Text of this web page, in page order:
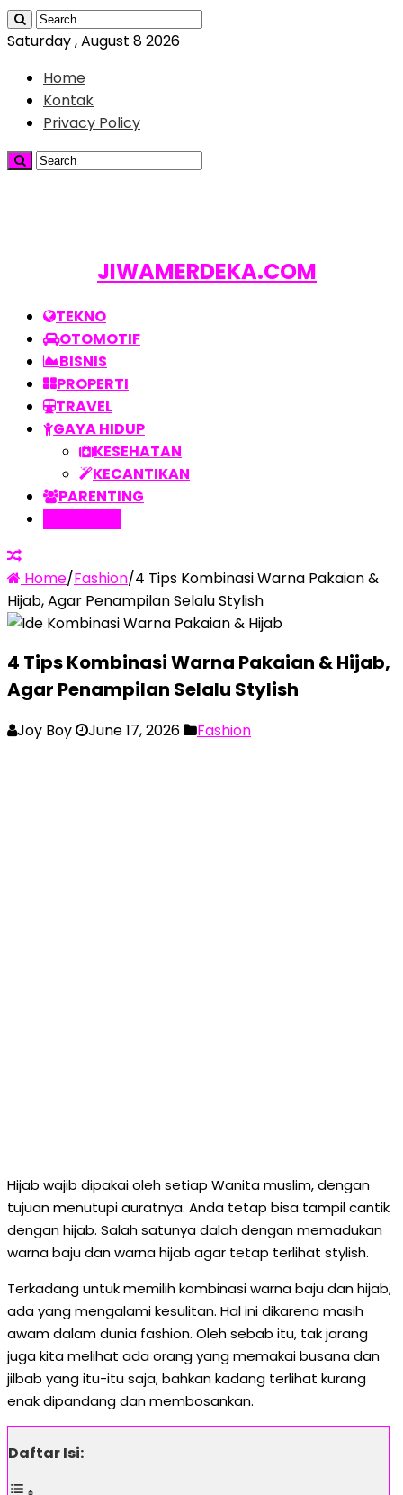
Saturday , August 8 2026
Home
Kontak
Privacy Policy
JIWAMERDEKA.COM
TEKNO
OTOMOTIF
BISNIS
PROPERTI
TRAVEL
GAYA HIDUP
KESEHATAN
KECANTIKAN
PARENTING
Home/Fashion/4 Tips Kombinasi Warna Pakaian &
Hijab, Agar Penampilan Selalu Stylish
4 Tips Kombinasi Warna Pakaian & Hijab,
Agar Penampilan Selalu Stylish
Joy Boy June 17, 2026 Fashion
Hijab wajib dipakai oleh setiap Wanita muslim, dengan
tujuan menutupi auratnya. Anda tetap bisa tampil cantik
dengan hijab. Salah satunya dalah dengan memadukan
warna baju dan warna hijab agar tetap terlihat stylish.
Terkadang untuk memilih kombinasi warna baju dan hijab,
ada yang mengalami kesulitan. Hal ini dikarena masih
awam dalam dunia fashion. Oleh sebab itu, tak jarang
juga kita melihat ada orang yang memakai busana dan
jilbab yang itu-itu saja, bahkan kadang terlihat kurang
enak dipandang dan membosankan.
Daftar Isi: